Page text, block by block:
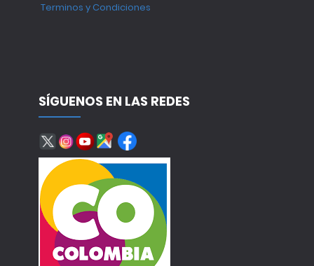
Terminos y Condiciones
SÍGUENOS EN LAS REDES